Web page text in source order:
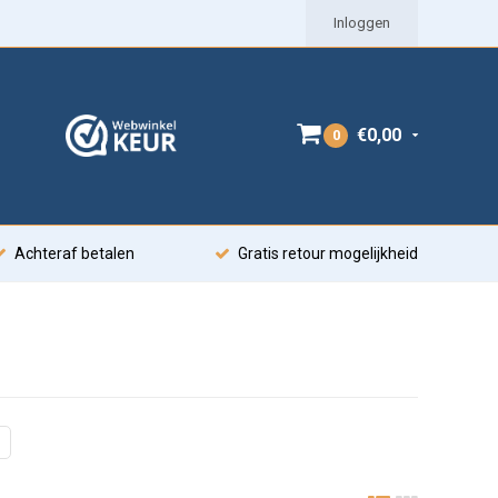
Inloggen
0 €0,00
Achteraf betalen Gratis retour mogelijkheid